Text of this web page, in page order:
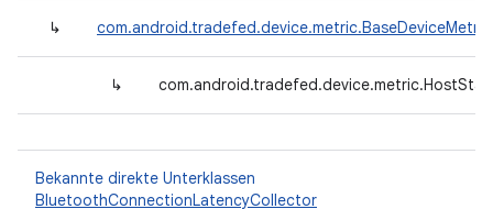
↳
↳
Bekannte direkte Unterklassen
BluetoothConnectionLatencyCollector